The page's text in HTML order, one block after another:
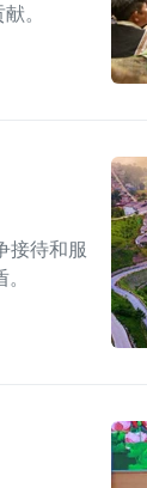
。
接待和服